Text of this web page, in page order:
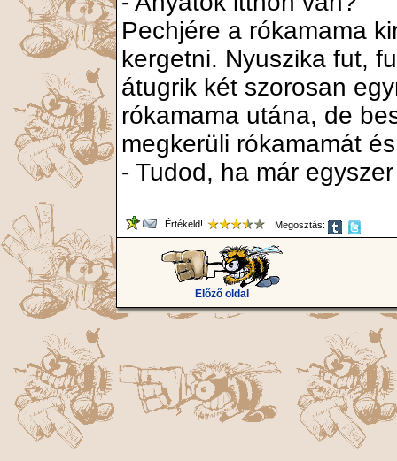
Pechjére a rókamama
kergetni. Nyuszika fut,
átugrik két szorosan
rókamama utána, de
megkerüli rókamamát
- Tudod, ha már
Értékeld! Megosztás:
Előző oldal